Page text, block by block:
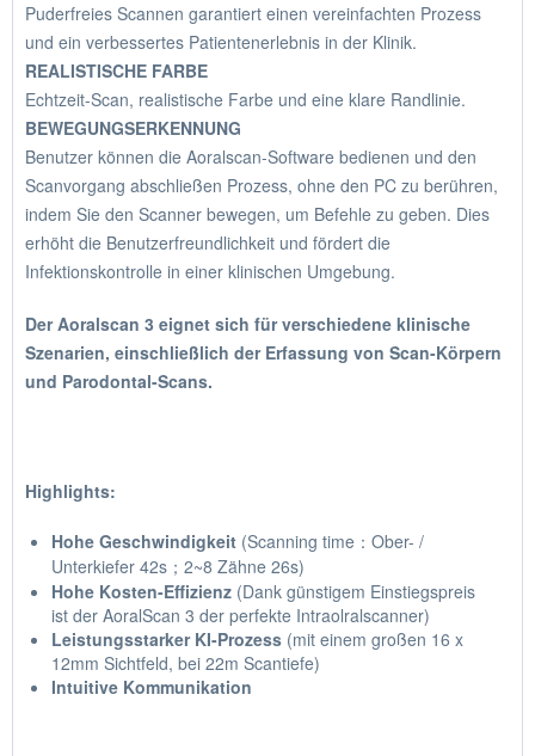
Puderfreies Scannen garantiert einen vereinfachten Prozess
und ein verbessertes Patientenerlebnis in der Klinik.
REALISTISCHE FARBE
Echtzeit-Scan, realistische Farbe und eine klare Randlinie.
BEWEGUNGSERKENNUNG
Benutzer können die Aoralscan-Software bedienen und den
Scanvorgang abschließen Prozess, ohne den PC zu berühren,
indem Sie den Scanner bewegen, um Befehle zu geben. Dies
erhöht die Benutzerfreundlichkeit und fördert die
Infektionskontrolle in einer klinischen Umgebung.
Der Aoralscan 3 eignet sich für verschiedene klinische
Szenarien, einschließlich der Erfassung von Scan-Körpern
und Parodontal-Scans.
Highlights:
Hohe Geschwindigkeit (Scanning time：Ober- /
Unterkiefer 42s；2~8 Zähne 26s)
Hohe Kosten-Effizienz (Dank günstigem Einstiegspreis
ist der AoralScan 3 der perfekte Intraolralscanner)
Leistungsstarker KI-Prozess (mit einem großen 16 x
12mm Sichtfeld, bei 22m Scantiefe)
Intuitive Kommunikation